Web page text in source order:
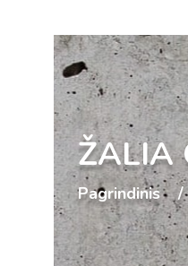
ŽALIA
Pagrindinis